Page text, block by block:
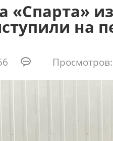
«Спарта»
на
Просмотров: